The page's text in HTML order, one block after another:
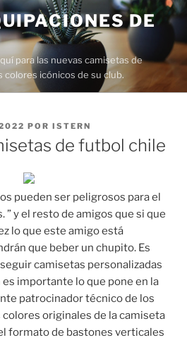
DE
para las nuevas camisetas de
icónicos de su club.
POR ISTERN
de futbol chile
pueden ser peligrosos para el
” y el resto de amigos que si que
lo que este amigo está
que beber un chupito. Es
camisetas personalizadas
importante lo que pone en la
patrocinador técnico de los
originales de la camiseta
formato de bastones verticales